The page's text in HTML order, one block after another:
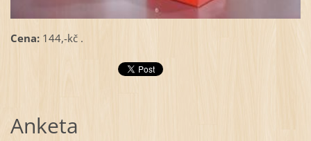
Cena:144,-kč .
Anketa